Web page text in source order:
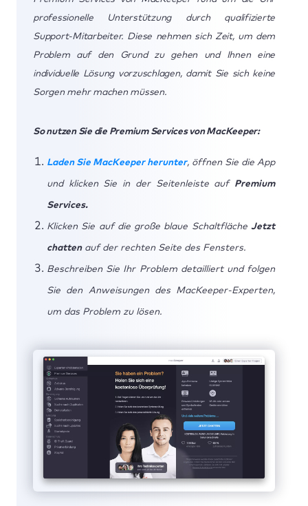
professionelle Unterstützung durch qualifizierte
Support-Mitarbeiter. Diese nehmen sich Zeit, um dem
Problem auf den Grund zu gehen und Ihnen eine
individuelle Lösung vorzuschlagen, damit Sie sich keine
Sorgen mehr machen müssen.
So nutzen Sie die Premium Services von MacKeeper:
Laden Sie MacKeeper herunter, öffnen Sie die App
und klicken Sie in der Seitenleiste auf Premium
Services.
Klicken Sie auf die große blaue Schaltfläche Jetzt
chattenauf der rechten Seite des Fensters.
Beschreiben Sie Ihr Problem detailliert und folgen
Sie den Anweisungen des MacKeeper-Experten,
um das Problem zu lösen.